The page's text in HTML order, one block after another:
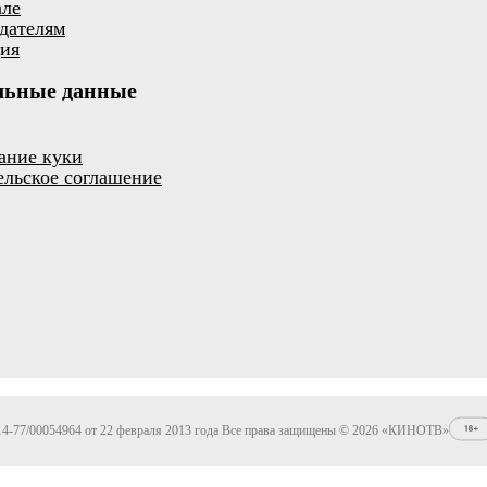
данные
куки
соглашение
00054964 от 22 февраля 2013 года Все права защищены © 2026 «КИНОТВ»